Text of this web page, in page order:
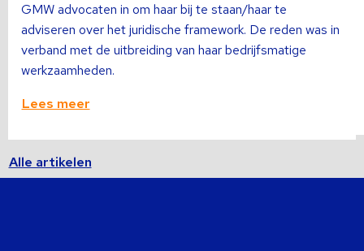
GMW advocaten in om haar bij te staan/haar te
adviseren over het juridische framework. De reden was in
verband met de uitbreiding van haar bedrijfsmatige
werkzaamheden.
Lees meer
Alle artikelen